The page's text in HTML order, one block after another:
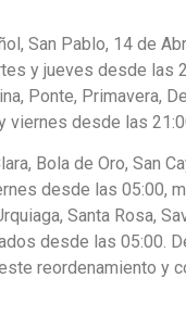
San Pablo, 14 de
y jueves desde las
Ponte, Primavera,
viernes desde las
Bola de Oro, San
desde las 05:00,
Santa Rosa,
desde las 05:00.
reordenamiento y